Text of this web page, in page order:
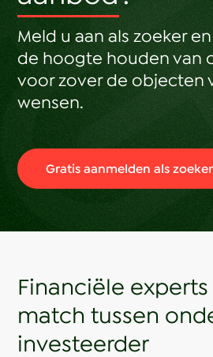
Meld u aan als zoeker
de hoogte houden van
voor zover de objecten
wensen.
Gratis aanmelden als zoeker
Financiële
match tussen
investeerder